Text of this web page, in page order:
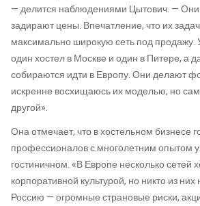
— делится наблюдениями Цытович. — Они
задирают цены. Впечатление, что их
максимально широкую сеть под продажу.
один хостел в Москве и один в Питере, а
собираются идти в Европу. Они делают
искренне восхищаюсь их моделью, но
другой».
Она отмечает, что в хостельном бизнесе
профессионалов с многолетним опытом
гостиничном. «В Европе несколько сетей
корпоративной культурой, но никто из
Россию — огромные страновые риски,